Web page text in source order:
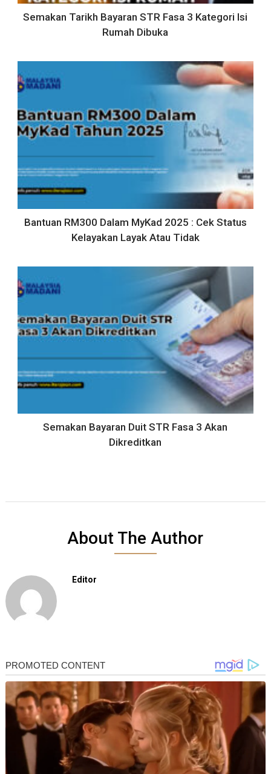
Semakan Tarikh Bayaran STR Fasa 3 Kategori Isi
Rumah Dibuka
Bantuan RM300 Dalam MyKad 2025 : Cek Status
Kelayakan Layak Atau Tidak
Semakan Bayaran Duit STR Fasa 3 Akan
Dikreditkan
About The Author
Editor